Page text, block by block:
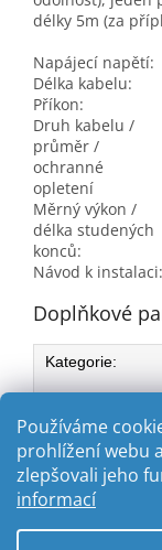
Používáme
prohlížení webu
zlepšovali jeho
informací
délky 5m (za
Napájecí napětí:
Délka kabelu:
Příkon:
Druh kabelu /
průměr /
ochranné
opletení
Měrný výkon /
délka studených
konců:
Návod k instalaci:
Doplňkové
Kategorie:
Výkon